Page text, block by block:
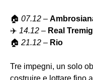
🏠 07.12 –
✈️ 14.12 – Real
🏠 21.12 – Rio
Tre impegni, un solo
costruire e lottare fino